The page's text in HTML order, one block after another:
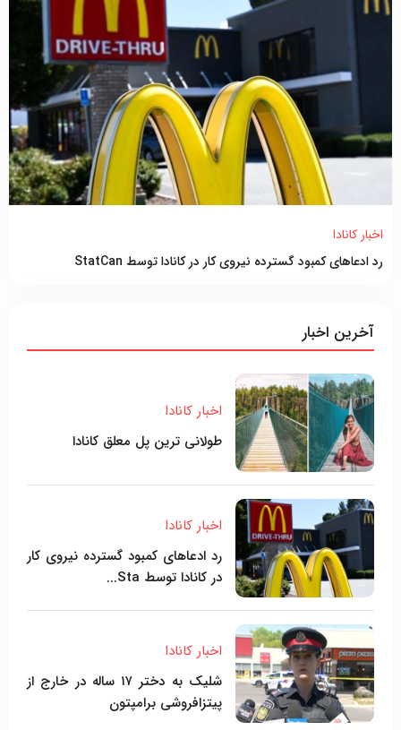
اخبار کانادا
رد ادعاهای کمبود گسترده نیروی کار در کانادا توسط StatCan
آخرین اخبار
اخبار کانادا
طولانی ترین پل معلق کانادا
اخبار کانادا
رد ادعاهای کمبود گسترده نیروی کار
در کانادا توسط Sta...
اخبار کانادا
شلیک به دختر ۱۷ ساله در خارج از
پیتزافروشی برامپتون